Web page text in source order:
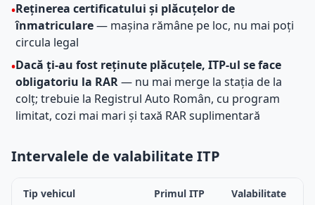
•Reținerea certificatului și plăcuțelor de
înmatriculare— mașina rămâne pe loc, nu mai poți
circula legal
•Dacă ți-au fost reținute plăcuțele, ITP-ul se face
obligatoriu la RAR— nu mai merge la stația de la
colț; trebuie la Registrul Auto Român, cu program
limitat, cozi mai mari și taxă RAR suplimentară
Intervalele de valabilitate ITP
Tip vehicul Primul ITP Valabilitate